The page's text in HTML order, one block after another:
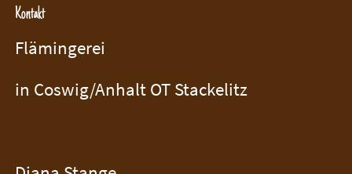
Kontakt
Flämingerei
in Coswig/Anhalt OT Stackelitz